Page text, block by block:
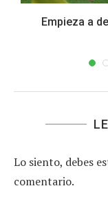
Empieza a
Lo siento, debes
comentario.